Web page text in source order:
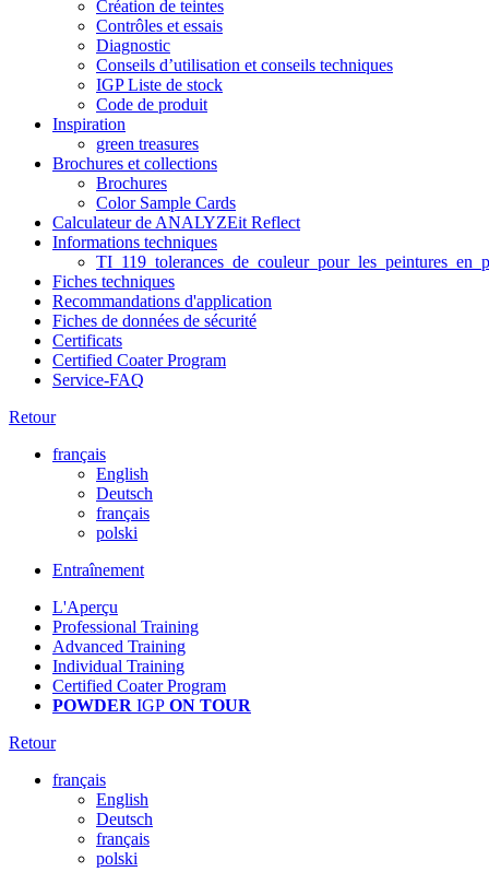
Création de teintes
Contrôles et essais
Diagnostic
Conseils d’utilisation et conseils techniques
IGP Liste de stock
Code de produit
Inspiration
green treasures
Brochures et collections
Brochures
Color Sample Cards
Calculateur de ANALYZEit Reflect
Informations techniques
Fiches techniques
Recommandations d'application
Fiches de données de sécurité
Certificats
Certified Coater Program
Service-FAQ
Retour
français
English
Deutsch
français
polski
Entraînement
L'Aperçu
Professional Training
Advanced Training
Individual Training
Certified Coater Program
POWDER IGP ON TOUR
Retour
français
English
Deutsch
français
polski